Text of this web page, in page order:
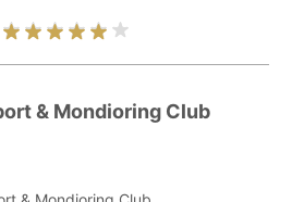
& Mondioring Club